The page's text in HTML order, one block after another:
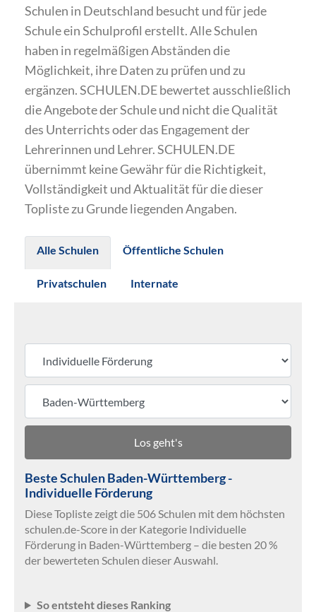
Schulen in Deutschland besucht und für jede
Schule ein Schulprofil erstellt. Alle Schulen
haben in regelmäßigen Abständen die
Möglichkeit, ihre Daten zu prüfen und zu
ergänzen. SCHULEN.DE bewertet ausschließlich
die Angebote der Schule und nicht die Qualität
des Unterrichts oder das Engagement der
Lehrerinnen und Lehrer. SCHULEN.DE
übernimmt keine Gewähr für die Richtigkeit,
Vollständigkeit und Aktualität für die dieser
Topliste zu Grunde liegenden Angaben.
Alle Schulen Öffentliche Schulen
Privatschulen Internate
Los geht's
Beste Schulen Baden-Württemberg -
Individuelle Förderung
Diese Topliste zeigt die 506 Schulen mit dem höchsten
schulen.de-Score in der Kategorie Individuelle
Förderung in Baden-Württemberg – die besten 20 %
der bewerteten Schulen dieser Auswahl.
So entsteht dieses Ranking